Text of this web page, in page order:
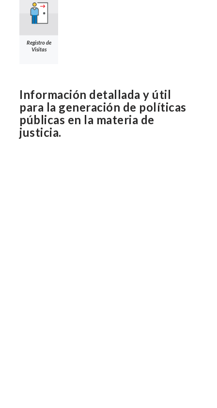
Registro de
Visitas
Información detallada y útil
para la generación de políticas
públicas en la materia de
justicia.